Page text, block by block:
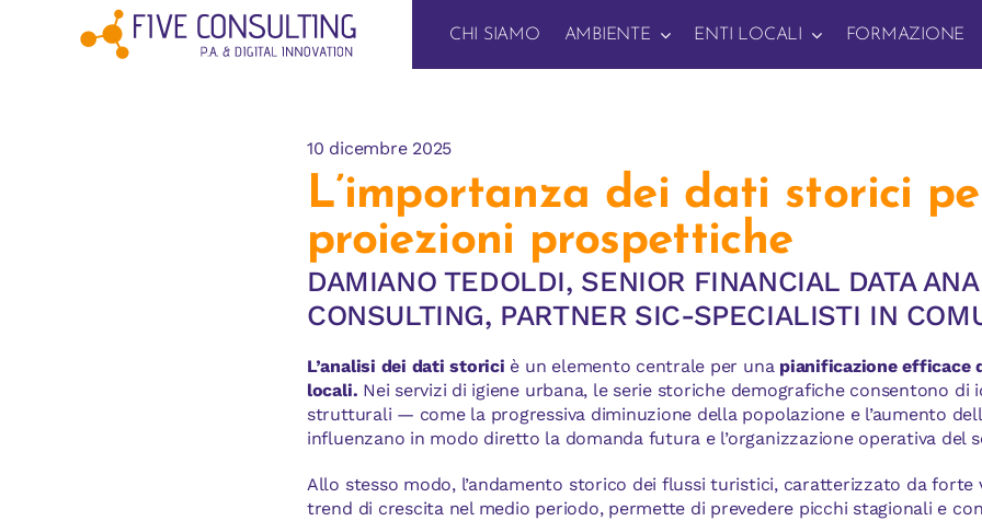
CHI SIAMO AMBIENTE ENTI LOCALI FORMAZIONE
10 dicembre 2025
L’importanza dei dati storici
proiezioni prospettiche
DAMIANO TEDOLDI, SENIOR FINANCIAL DATA
CONSULTING, PARTNER SIC-SPECIALISTI IN
L’analisi dei dati storici è un elemento centrale per una pianificazione efficace
locali. Nei servizi di igiene urbana, le serie storiche demografiche consentono di
strutturali — come la progressiva diminuzione della popolazione e l’aumento
influenzano in modo diretto la domanda futura e l’organizzazione operativa del
Allo stesso modo, l’andamento storico dei flussi turistici, caratterizzato da forte
trend di crescita nel medio periodo, permette di prevedere picchi stagionali e